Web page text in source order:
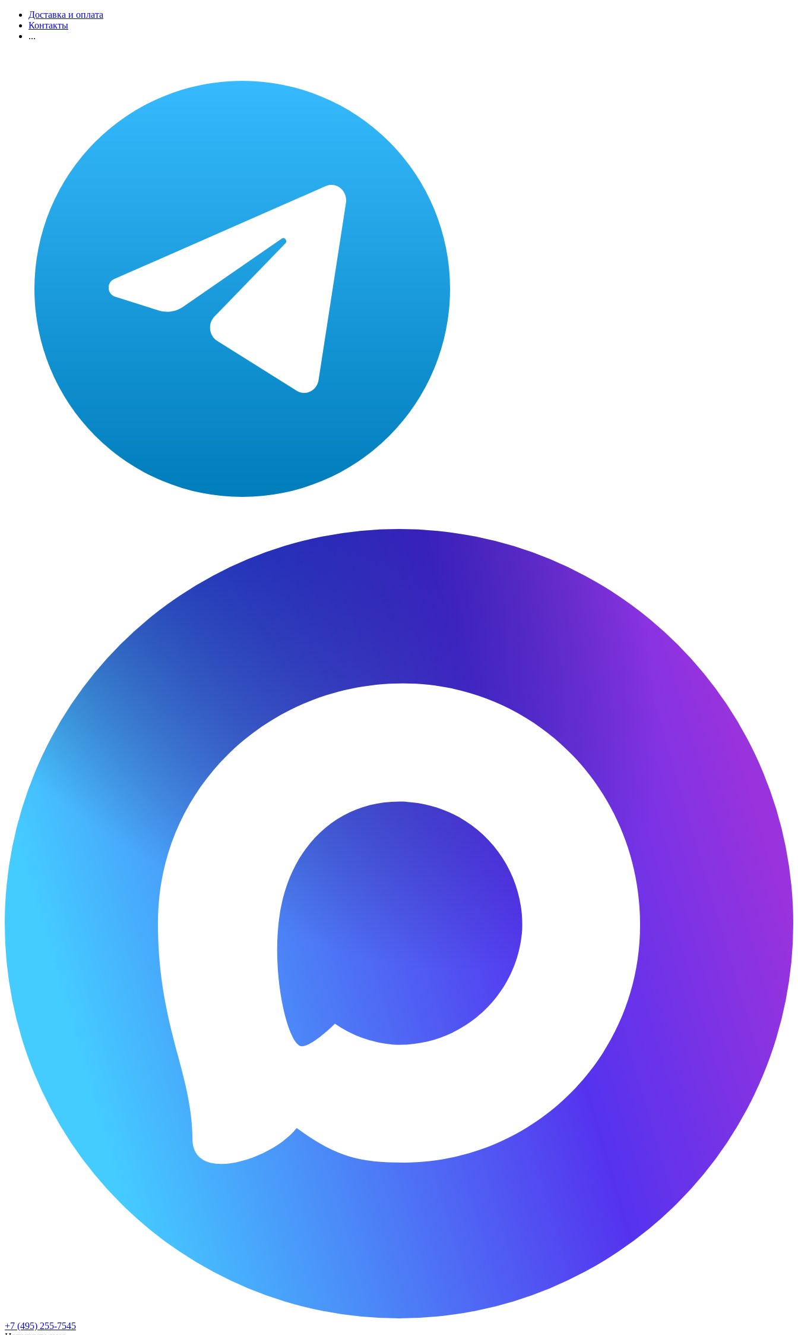
Доставка и оплата
Контакты
...
+7 (495) 255-7545